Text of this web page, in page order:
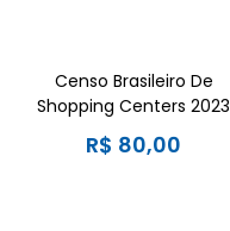
Censo Brasileiro De
Shopping Centers 2023
R$ 80,00